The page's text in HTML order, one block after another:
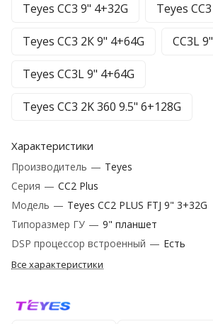
Teyes CC3 9" 4+32G Teyes
Teyes CC3 2К 9" 4+64G CC3L
Teyes CC3L 9" 4+64G
Teyes CC3 2K 360 9.5" 6+128G
Характеристики
Производитель — Teyes
Серия — CC2 Plus
Модель — Teyes CC2 PLUS FTJ 9" 3+32G
Типоразмер ГУ — 9" планшет
DSP процессор встроенный — Есть
Все характеристики